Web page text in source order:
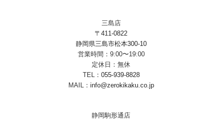
三島店
〒411-0822
静岡県三島市松本300-10
営業時間：9:00〜19:00
定休日：無休
TEL： 055-939-8828
MAIL： info@zerokikaku.co.jp
静岡駒形通店